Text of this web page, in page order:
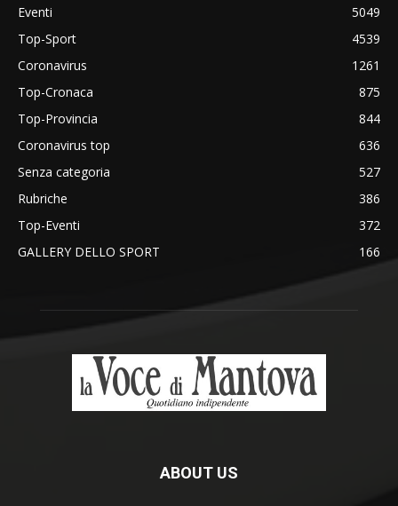
Eventi
5049
Top-Sport
4539
Coronavirus
1261
Top-Cronaca
875
Top-Provincia
844
Coronavirus top
636
Senza categoria
527
Rubriche
386
Top-Eventi
372
GALLERY DELLO SPORT
166
ABOUT US